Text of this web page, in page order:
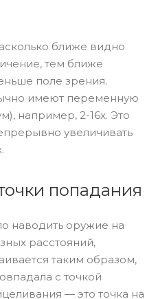
ближе видно
тем ближе
поле зрения.
имеют переменную
например, 2-16x. Это
увеличивать
попадания
наводить оружие на
расстояний,
таким образом,
с точкой
— это точка на